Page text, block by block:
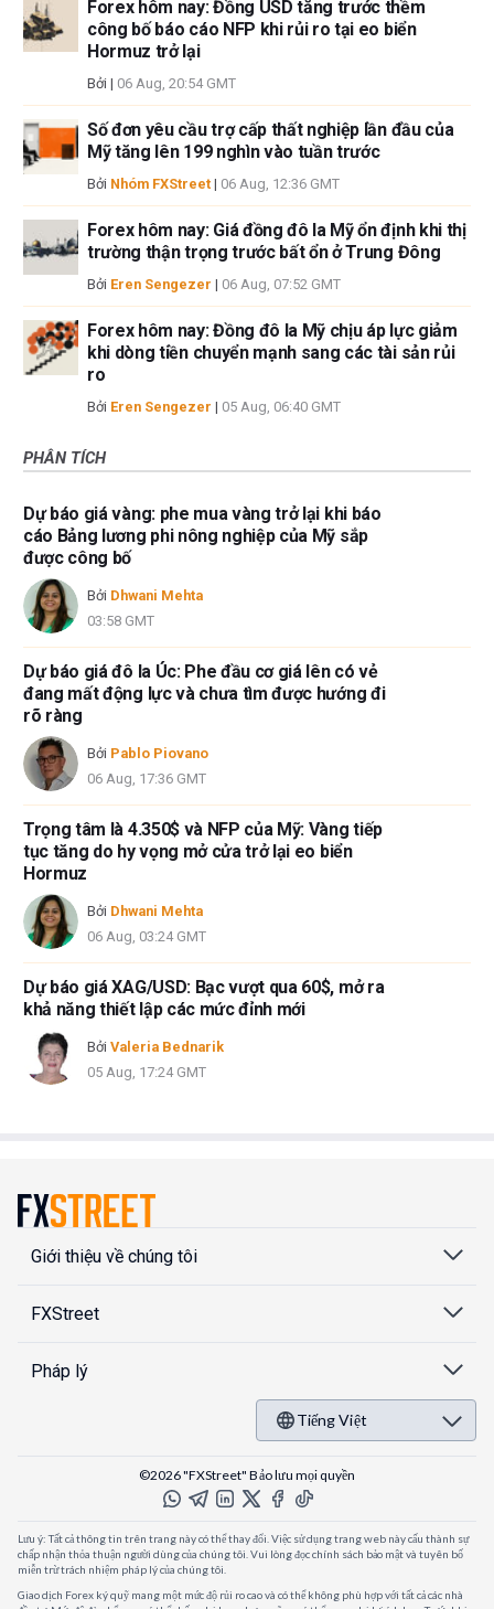
Forex hôm nay: Đồng USD tăng trước thềm
công bố báo cáo NFP khi rủi ro tại eo biển
Hormuz trở lại
Bởi | 06 Aug, 20:54 GMT
Số đơn yêu cầu trợ cấp thất nghiệp lần đầu của
Mỹ tăng lên 199 nghìn vào tuần trước
Bởi Nhóm FXStreet | 06 Aug, 12:36 GMT
Forex hôm nay: Giá đồng đô la Mỹ ổn định khi thị
trường thận trọng trước bất ổn ở Trung Đông
Bởi Eren Sengezer | 06 Aug, 07:52 GMT
Forex hôm nay: Đồng đô la Mỹ chịu áp lực giảm
khi dòng tiền chuyển mạnh sang các tài sản rủi
ro
Bởi Eren Sengezer | 05 Aug, 06:40 GMT
PHÂN TÍCH
Dự báo giá vàng: phe mua vàng trở lại khi báo
cáo Bảng lương phi nông nghiệp của Mỹ sắp
được công bố
Bởi Dhwani Mehta
03:58 GMT
Dự báo giá đô la Úc: Phe đầu cơ giá lên có vẻ
đang mất động lực và chưa tìm được hướng đi
rõ ràng
Bởi Pablo Piovano
06 Aug, 17:36 GMT
Trọng tâm là 4.350$ và NFP của Mỹ: Vàng tiếp
tục tăng do hy vọng mở cửa trở lại eo biển
Hormuz
Bởi Dhwani Mehta
06 Aug, 03:24 GMT
Dự báo giá XAG/USD: Bạc vượt qua 60$, mở ra
khả năng thiết lập các mức đỉnh mới
Bởi Valeria Bednarik
05 Aug, 17:24 GMT
Giới thiệu về chúng tôi
FXStreet
Pháp lý
Tiếng Việt
©2026 "FXStreet" Bảo lưu mọi quyền
Lưu ý: Tất cả thông tin trên trang này có thể thay đổi. Việc sử dụng trang web này cấu thành sự
chấp nhận thỏa thuận người dùng của chúng tôi. Vui lòng đọc chính sách bảo mật và tuyên bố
miễn trừ trách nhiệm pháp lý của chúng tôi.
Giao dịch Forex ký quỹ mang một mức độ rủi ro cao và có thể không phù hợp với tất cả các nhà